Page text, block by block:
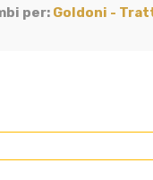
per: Goldoni -